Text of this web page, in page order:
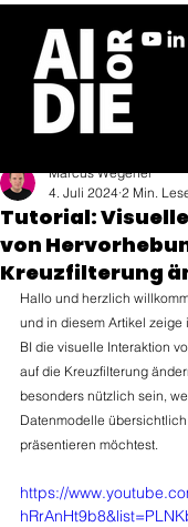
Tutorial:
von
Kreuzfilterung
Marcus Wegener
4. Juli 2024 2 Min.
Hallo und herzlich
und in diesem Artikel zeige
BI die visuelle Interaktion
auf die Kreuzfilterung
besonders nützlich sein,
Datenmodelle
präsentieren möchtest.
https://